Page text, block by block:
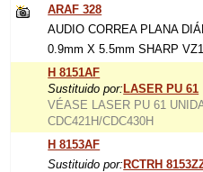
ARAF 328
AUDIO CORREA PLANA
0.9mm X 5.5mm SHARP
H 8151AF
Sustituido por: LASER PU 61
VÉASE LASER PU 61
CDC421H/CDC430H
H 8153AF
Sustituido por: RCTRH